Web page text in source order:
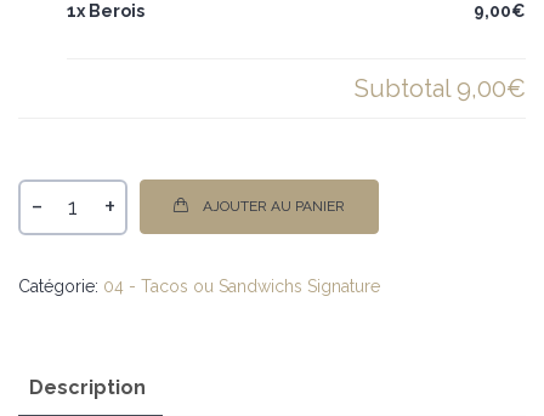
1x Berois 9,00€
Subtotal9,00€
- + AJOUTER AU PANIER
Catégorie: 04 - Tacos ou Sandwichs Signature
Description